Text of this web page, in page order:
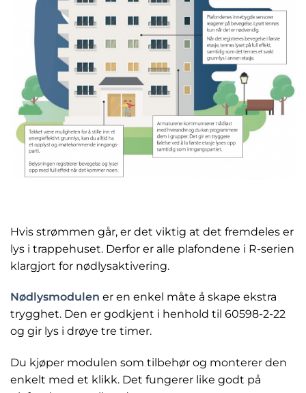
Hvis strømmen går, er det viktig at det fremdeles er
lys i trappehuset. Derfor er alle plafondene i R-serien
klargjort for nødlysaktivering.
Nødlysmodulen er en enkel måte å skape ekstra
trygghet. Den er godkjent i henhold til 60598-2-22
og gir lys i drøye tre timer.
Du kjøper modulen som tilbehør og monterer den
enkelt med et klikk. Det fungerer like godt på